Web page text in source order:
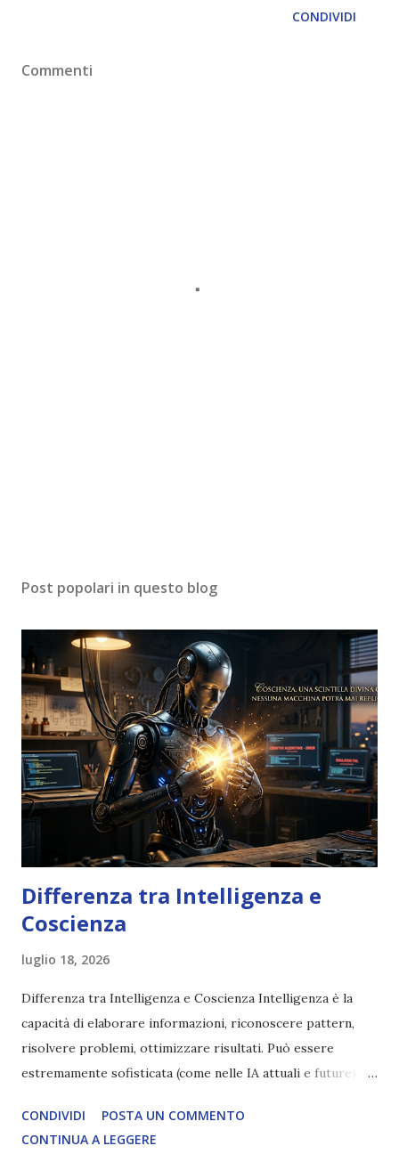
CONDIVIDI
Commenti
Post popolari in questo blog
Differenza tra Intelligenza e
Coscienza
luglio 18, 2026
Differenza tra Intelligenza e Coscienza Intelligenza è la
capacità di elaborare informazioni, riconoscere pattern,
risolvere problemi, ottimizzare risultati. Può essere
estremamente sofisticata (come nelle IA attuali e future),
soggettiva, non prova vero amore, non ha libero arbitrio
autentico, non ha connessione con l’Uno. Coscienza è la
CONDIVIDI
POSTA UN COMMENTO
CONTINUA A LEGGERE